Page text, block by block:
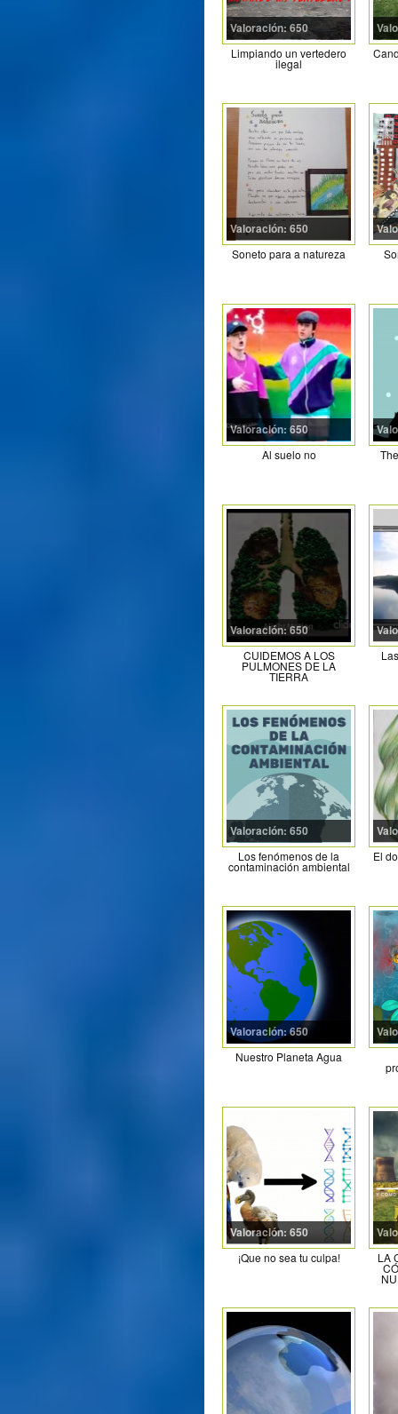
Valoración: 650
Limpiando un vertedero
ilegal
Valoración: 650
Soneto para a natureza
Valoración: 650
Al suelo no
Valoración: 650
CUIDEMOS A LOS
PULMONES DE LA
TIERRA
Valoración: 650
Los fenómenos de la
contaminación ambiental
El
Valoración: 650
Nuestro Planeta Agua
Valoración: 650
¡Que no sea tu culpa! LA